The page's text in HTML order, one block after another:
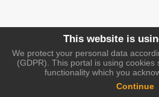
This website is
We protect your personal data
(GDPR). This portal is using cookies
functionality which you
Continue